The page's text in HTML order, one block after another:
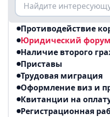
Противодействие
Юридический форум
Наличие второго
Приставы
Трудовая миграция
Оформление виз и
Квитанции на
Регистрационная